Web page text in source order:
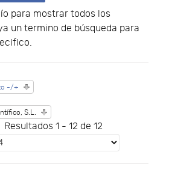
para mostrar todos los
un termino de búsqueda para
-/+
S.L.
Resultados 1 - 12 de 12